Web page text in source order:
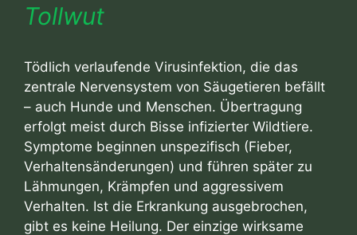
Tollwut
Tödlich verlaufende Virusinfektion, die das
zentrale Nervensystem von Säugetieren befällt
– auch Hunde und Menschen. Übertragung
erfolgt meist durch Bisse infizierter Wildtiere.
Symptome beginnen unspezifisch (Fieber,
Verhaltensänderungen) und führen später zu
Lähmungen, Krämpfen und aggressivem
Verhalten. Ist die Erkrankung ausgebrochen,
gibt es keine Heilung. Der einzige wirksame